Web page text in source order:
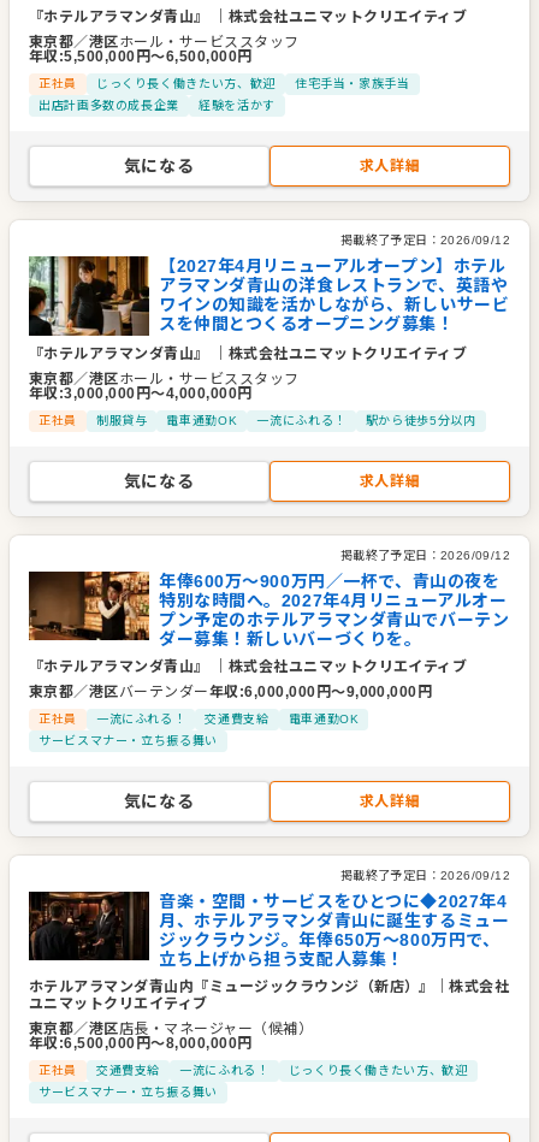
く、食事やサービス、空間のしつらえまで一つの体験として捉
え、お客様一人ひとりに寄り添うおもてなしを大切にしてきま
した。
しい価値を生み出していくことも、同社が大切にしている姿勢
です。青山という街にふさわしい感性と、ユニマットグループ
ならではの安定した事業基盤。その両方を活かし、国内外のお
企業情報
業種／業態
ホテル・旅館
事業内容 ホテル、レストラン事業、フィットネス事業ほか
代表者 代表取締役社長 高橋洋二
事業所 東京都千代田区北青山2-7-13プラセオ青山ビル
『ホテルアラマンダ青山』
株式会社ユニマットクリエイティブ
東京都／港区ホール・サービススタッフ
年収:5,500,000 円〜6,500,000円
正社員 じっくり長く働きたい方、歓迎
住宅手当・家族手当
出店計画多数の成長企業
経験を活かす
気になる 求人詳細
掲載終了予定日： 2026/09/12
【2027年4月リニューアルオープン】ホテル
アラマンダ青山の洋食レストランで、英語や
ワインの知識を活かしながら、新しいサービ
スを仲間とつくるオープニング募集！
『ホテルアラマンダ青山』
株式会社ユニマットクリエイティブ
東京都／港区ホール・サービススタッフ
年収:3,000,000 円〜4,000,000円
正社員 制服貸与 電車通勤OK 一流にふれる！ 駅から徒歩5分以内
気になる 求人詳細
掲載終了予定日： 2026/09/12
年俸600万～900万円／一杯で、青山の夜を
特別な時間へ。2027年4月リニューアルオー
プン予定のホテルアラマンダ青山でバーテン
ダー募集！新しいバーづくりを。
『ホテルアラマンダ青山』
株式会社ユニマットクリエイティブ
東京都／港区バーテンダー年収:6,000,000 円〜9,000,000 円
正社員 一流にふれる！ 交通費支給
電車通勤OK
サービスマナー・立ち振る舞い
気になる 求人詳細
掲載終了予定日： 2026/09/12
音楽・空間・サービスをひとつに◆2027年4
月、ホテルアラマンダ青山に誕生するミュー
ジックラウンジ。年俸650万～800万円で、
立ち上げから担う支配人募集！
ホテルアラマンダ青山内『ミュージックラウンジ（新店）』 ｜株式会社
ユニマットクリエイティブ
東京都／港区店長・マネージャー（候補）
年収:6,500,000 円〜8,000,000円
正社員 交通費支給 一流にふれる！
じっくり長く働きたい方、歓迎
サービスマナー・立ち振る舞い